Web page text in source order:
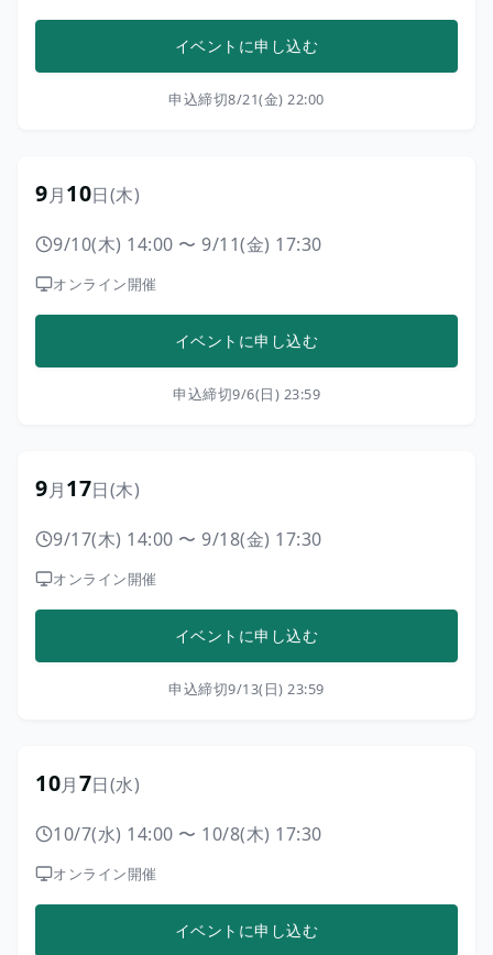
イベントに申し込む
申込締切8/21(金) 22:00
9月10日(木)
9/10(木) 14:00 〜 9/11(金) 17:30
オンライン開催
イベントに申し込む
申込締切9/6(日) 23:59
9月17日(木)
9/17(木) 14:00 〜 9/18(金) 17:30
オンライン開催
イベントに申し込む
申込締切9/13(日) 23:59
10月7日(水)
10/7(水) 14:00 〜 10/8(木) 17:30
オンライン開催
イベントに申し込む